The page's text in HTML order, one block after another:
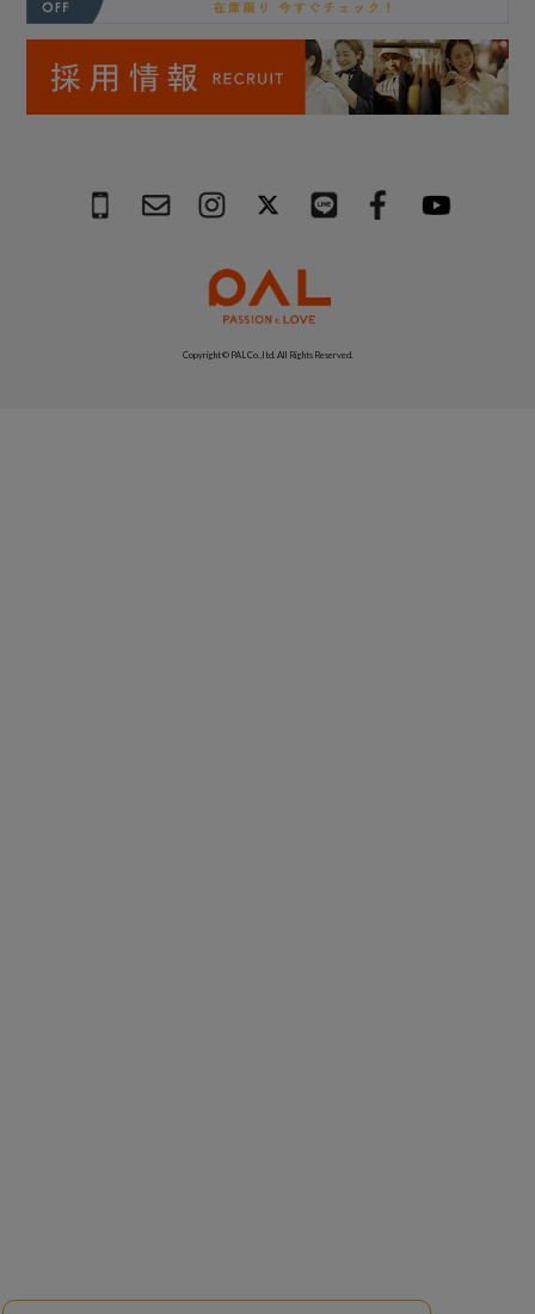
Copyright © PAL Co.,ltd. All Rights Reserved.